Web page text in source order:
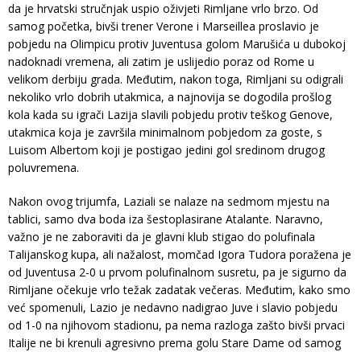
da je hrvatski stručnjak uspio oživjeti Rimljane vrlo brzo. Od
samog početka, bivši trener Verone i Marseillea proslavio je
pobjedu na Olimpicu protiv Juventusa golom Marušića u dubokoj
nadoknadi vremena, ali zatim je uslijedio poraz od Rome u
velikom derbiju grada. Međutim, nakon toga, Rimljani su odigrali
nekoliko vrlo dobrih utakmica, a najnovija se dogodila prošlog
kola kada su igrači Lazija slavili pobjedu protiv teškog Genove,
utakmica koja je završila minimalnom pobjedom za goste, s
Luisom Albertom koji je postigao jedini gol sredinom drugog
poluvremena.
Nakon ovog trijumfa, Laziali se nalaze na sedmom mjestu na
tablici, samo dva boda iza šestoplasirane Atalante. Naravno,
važno je ne zaboraviti da je glavni klub stigao do polufinala
Talijanskog kupa, ali nažalost, momčad Igora Tudora poražena je
od Juventusa 2-0 u prvom polufinalnom susretu, pa je sigurno da
Rimljane očekuje vrlo težak zadatak večeras. Međutim, kako smo
već spomenuli, Lazio je nedavno nadigrao Juve i slavio pobjedu
od 1-0 na njihovom stadionu, pa nema razloga zašto bivši prvaci
Italije ne bi krenuli agresivno prema golu Stare Dame od samog